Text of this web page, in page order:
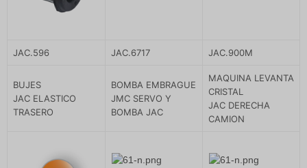
JAC.596 JAC.6717 JAC.900M
BUJES
JAC ELASTICO
TRASERO
BOMBA EMBRAGUE
JMC SERVO Y
BOMBA JAC
MAQUINA LEVANTA
CRISTAL
JAC DERECHA
CAMION